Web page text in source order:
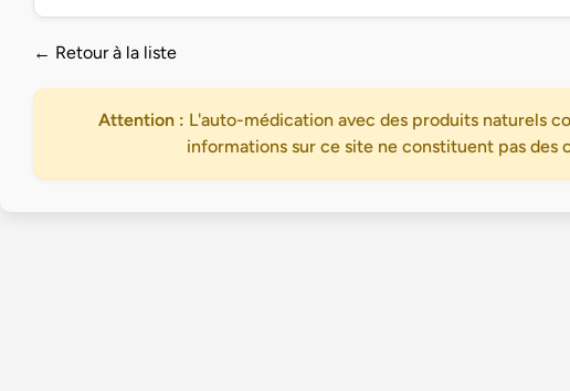
← Retour à la liste
Attention : L'auto-médication avec des produits naturels
informations sur ce site ne constituent pas des